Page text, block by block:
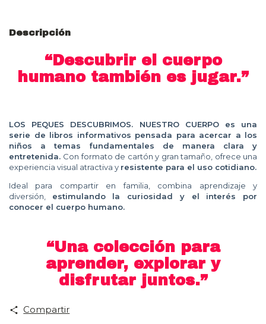
Descripción
“Descubrir el cuerpo
humano también es jugar.”
LOS PEQUES DESCUBRIMOS. NUESTRO CUERPOes una
serie de libros informativos pensada para acercar a los
niños a temas fundamentales de manera clara y
entretenida. Con formato de cartón y gran tamaño, ofrece una
experiencia visual atractiva y resistente para el uso cotidiano.
Ideal para compartir en familia, combina aprendizaje y
diversión, estimulando la curiosidad y el interés por
conocer el cuerpo humano.
“Una colección para
aprender, explorar y
disfrutar juntos.”
Compartir